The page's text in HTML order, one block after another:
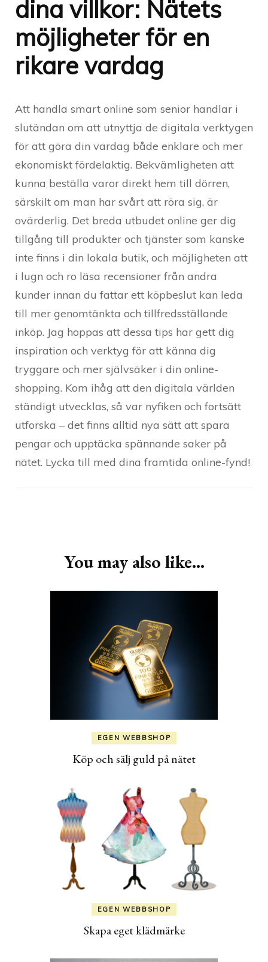
dina villkor: Nätets
möjligheter för en
rikare vardag
Att handla smart online som senior handlar i
slutändan om att utnyttja de digitala verktygen
för att göra din vardag både enklare och mer
ekonomiskt fördelaktig. Bekvämligheten att
kunna beställa varor direkt hem till dörren,
särskilt om man har svårt att röra sig, är
ovärderlig. Det breda utbudet online ger dig
tillgång till produkter och tjänster som kanske
inte finns i din lokala butik, och möjligheten att
i lugn och ro läsa recensioner från andra
kunder innan du fattar ett köpbeslut kan leda
till mer genomtänkta och tillfredsställande
inköp. Jag hoppas att dessa tips har gett dig
inspiration och verktyg för att känna dig
tryggare och mer självsäker i din online-
shopping. Kom ihåg att den digitala världen
ständigt utvecklas, så var nyfiken och fortsätt
utforska – det finns alltid nya sätt att spara
pengar och upptäcka spännande saker på
nätet. Lycka till med dina framtida online-fynd!
You may also like...
EGEN WEBBSHOP
Köp och sälj guld på nätet
EGEN WEBBSHOP
Skapa eget klädmärke